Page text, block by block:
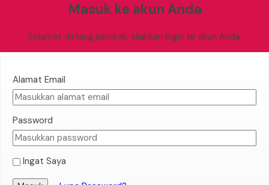
Masuk ke akun Anda
Selamat datang kembali, silahkan login ke akun Anda.
Alamat Email
Password
Ingat Saya